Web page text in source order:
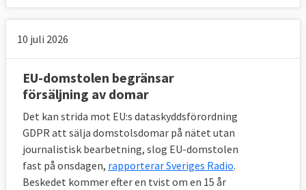
land
15 maj 2008
EU-regler om skydd för immateriella
rättigheter
8 april 2008 Sverige vann
skillnad i beskattningen av öl och vin
31 januari 2008Sverige förloradeEj i tid
infört EU-regler om offentligt upphandling
10 juli 2026
EU-domstolen begränsar
försäljning av domar
Det kan strida mot EU:s dataskyddsförordning
GDPR att sälja domstolsdomar på nätet utan
journalistisk bearbetning, slog EU-domstolen
fast på onsdagen, rapporterar Sveriges Radio.
Beskedet kommer efter en tvist om en 15 år